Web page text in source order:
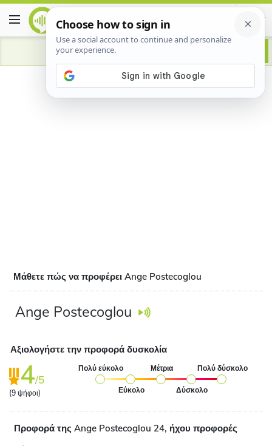
Advertisement
Μάθετε πώς να προφέρει Ange Postecoglou
Ange Postecoglou
Αξιολογήστε την προφορά δυσκολία
4/5
(9 ψήφοι)
Πολύ εύκολο
Εύκολο
Μέτρια
Δύσκολο
Πολύ δύσκολο
Προφορά της Ange Postecoglou 24, ήχου προφορές